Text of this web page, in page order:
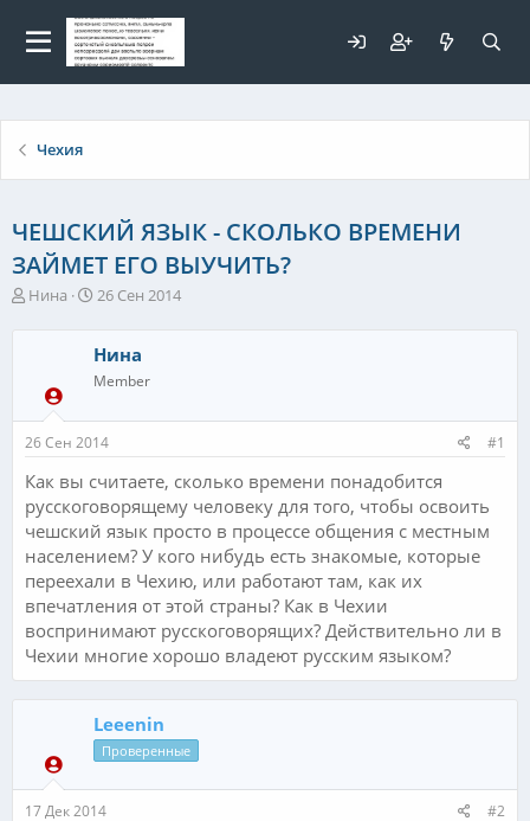
Чехия
ЧЕШСКИЙ ЯЗЫК - СКОЛЬКО ВРЕМЕНИ
ЗАЙМЕТ ЕГО ВЫУЧИТЬ?
А
т
е
м
ы
Нина
Д
т
а
н
ч
а
л
а
26 Сен 2014
Нина
Member
26 Сен 2014 #1
Как вы считаете, сколько времени понадобится
русскоговорящему человеку для того, чтобы освоить
чешский язык просто в процессе общения с местным
населением? У кого нибудь есть знакомые, которые
переехали в Чехию, или работают там, как их
впечатления от этой страны? Как в Чехии
воспринимают русскоговорящих? Действительно ли в
Чехии многие хорошо владеют русским языком?
Leeenin
Проверенные
17 Дек 2014 #2
Для любых предложений по
сайту: elaizik@cp9.ru